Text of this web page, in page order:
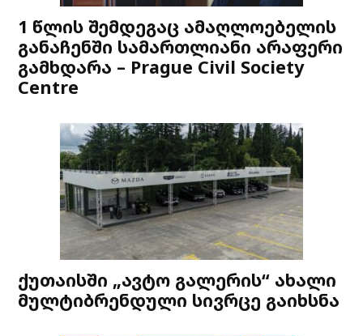
1 წლის შემდეგაც ამაღლოებელის
განაჩენში სამართლიანი არაფერი
გამხდარა – Prague Civil Society
Centre
ქუთაისში „ავტო გალერის“ ახალი
მულტიბრენდული სივრცე გაიხსნა